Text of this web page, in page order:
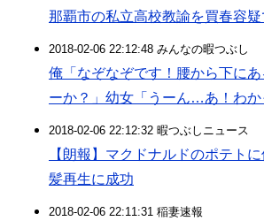
那覇市の私立高校教諭を買春容
2018-02-06 22:12:48 みんなの暇つぶし
俺「なぞなぞです！腰から下にあ
ーか？」幼女「うーん…あ！わか
2018-02-06 22:12:32 暇つぶしニュース
【朗報】マクドナルドのポテト
髪再生に成功
2018-02-06 22:11:31 稲妻速報